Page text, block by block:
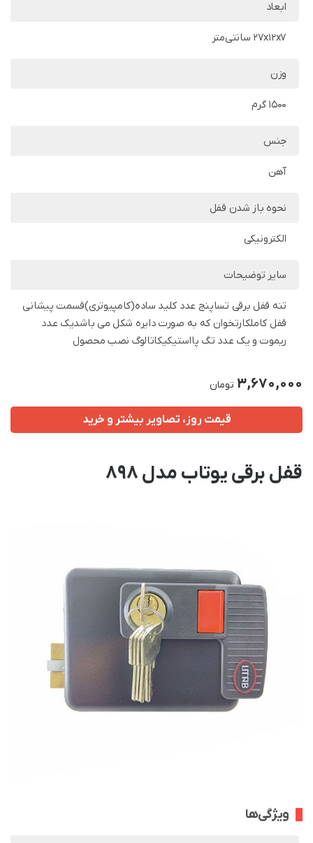
ابعاد
27x12x7 سانتی‌متر
وزن
1500 گرم
جنس
آهن
نحوه باز شدن قفل
الکترونیکی
سایر توضیحات
تنه قفل برقی تساپنج عدد کلید ساده(کامپیوتری)قسمت پیشانی
قفل کاملکارتخوان که به صورت دایره شکل می باشدیک عدد
ریموت و یک عدد تگ پااستیکیکاتالوگ نصب محصول
3,670,000 تومان
قیمت روز، تصاویر بیشتر و خرید
قفل برقی یوتاب مدل 898
ویژگی‌ها